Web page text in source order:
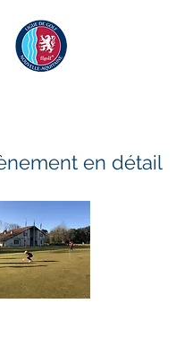
en détail